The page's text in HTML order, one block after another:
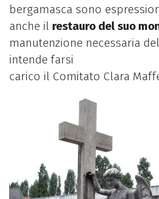
bergamasca sono
anche il restauro del suo
manutenzione necessaria
intende farsi
carico il Comitato Clara